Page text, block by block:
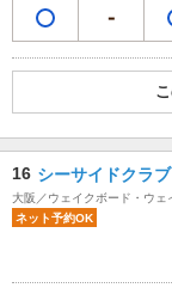
16 シーサイドクラブ
大阪／ウェイクボード・ウェ
ネット予約OK